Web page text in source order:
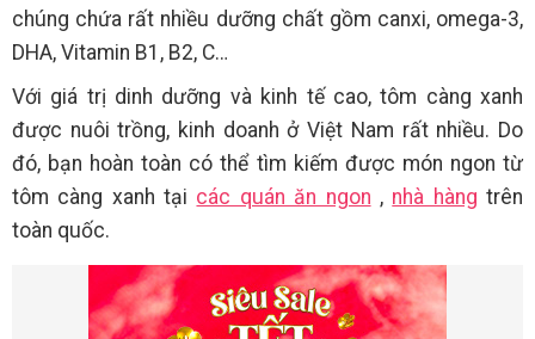
chúng chứa rất nhiều dưỡng chất gồm canxi, omega-3,
DHA, Vitamin B1, B2, C…
Với giá trị dinh dưỡng và kinh tế cao, tôm càng xanh
được nuôi trồng, kinh doanh ở Việt Nam rất nhiều. Do
đó, bạn hoàn toàn có thể tìm kiếm được món ngon từ
tôm càng xanh tại các quán ăn ngon , nhà hàng trên
toàn quốc.